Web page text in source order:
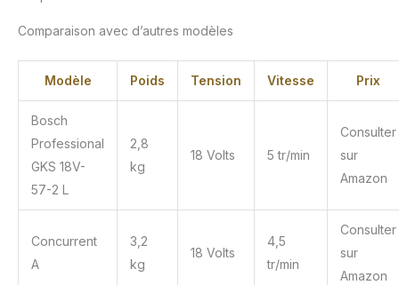
Comparaison avec d’autres modèles
Modèle Poids Tension Vitesse Prix
Bosch
Professional
GKS 18V-
57-2 L
2,8
kg
18 Volts 5 tr/min
Consulter
sur
Amazon
Concurrent
A
3,2
kg
18 Volts
4,5
tr/min
Consulter
sur
Amazon